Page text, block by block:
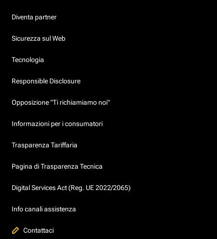
Diventa partner
Sicurezza sul Web
Tecnologia
Responsible Disclosure
Opposizione "Ti richiamiamo noi"
Informazioni per i consumatori
Trasparenza Tariffaria
Pagina di Trasparenza Tecnica
Digital Services Act (Reg. UE 2022/2065)
Info canali assistenza
Contattaci